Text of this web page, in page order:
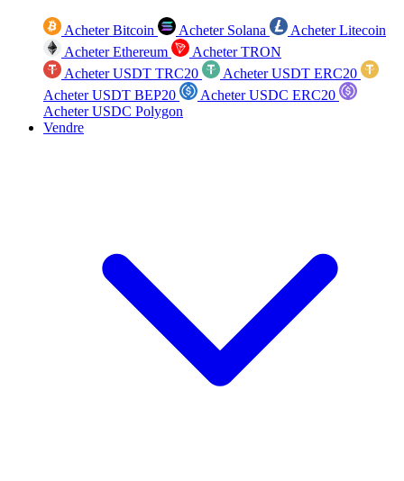
Acheter Bitcoin Acheter Solana
Acheter Litecoin
Acheter Ethereum
Acheter TRON
Acheter USDT TRC20
Acheter USDT ERC20
Acheter USDT BEP20
Acheter USDC ERC20
Acheter USDC Polygon
Vendre